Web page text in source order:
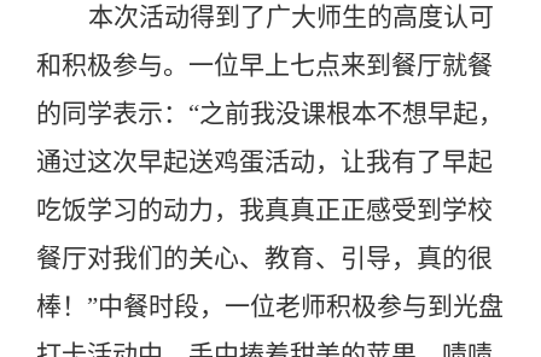
本次活动得到了广大师生的高度认可
和积极参与。一位早上七点来到餐厅就餐
的同学表示： “之前我没课根本不想早起，
通过这次早起送鸡蛋活动， 让我有了早起
吃饭学习的动力 ， 我真真正正感受到 学校
餐厅对我们的关心、 教育、引导，真的很
棒！ ”中餐时段， 一位老师积极参与到光盘